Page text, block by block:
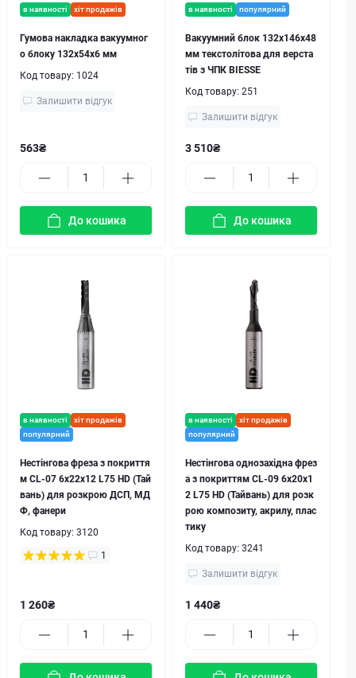
в наявності хіт продажів
Гумова накладка вакуумног
о блоку 132x54x6 мм
Код товару: 1024
Залишити відгук
563₴
До кошика
в наявності популярний
Вакуумний блок 132x146x48
мм текстолітова для верста
тів з ЧПК BIESSE
Код товару: 251
Залишити відгук
3 510₴
До кошика
в наявності
хіт продажів
популярний
Нестінгова фреза з покриття
м CL-07 6х22х12 L75 HD (Тай
вань) для розкрою ДСП, МД
Ф, фанери
Код товару: 3120
1
1 260₴
в наявності
хіт продажів
популярний
Нестінгова однозахідна фрез
а з покриттям CL-09 6х20х1
2 L75 HD (Тайвань) для розк
рою композиту, акрилу, плас
тику
Код товару: 3241
Залишити відгук
1 440₴